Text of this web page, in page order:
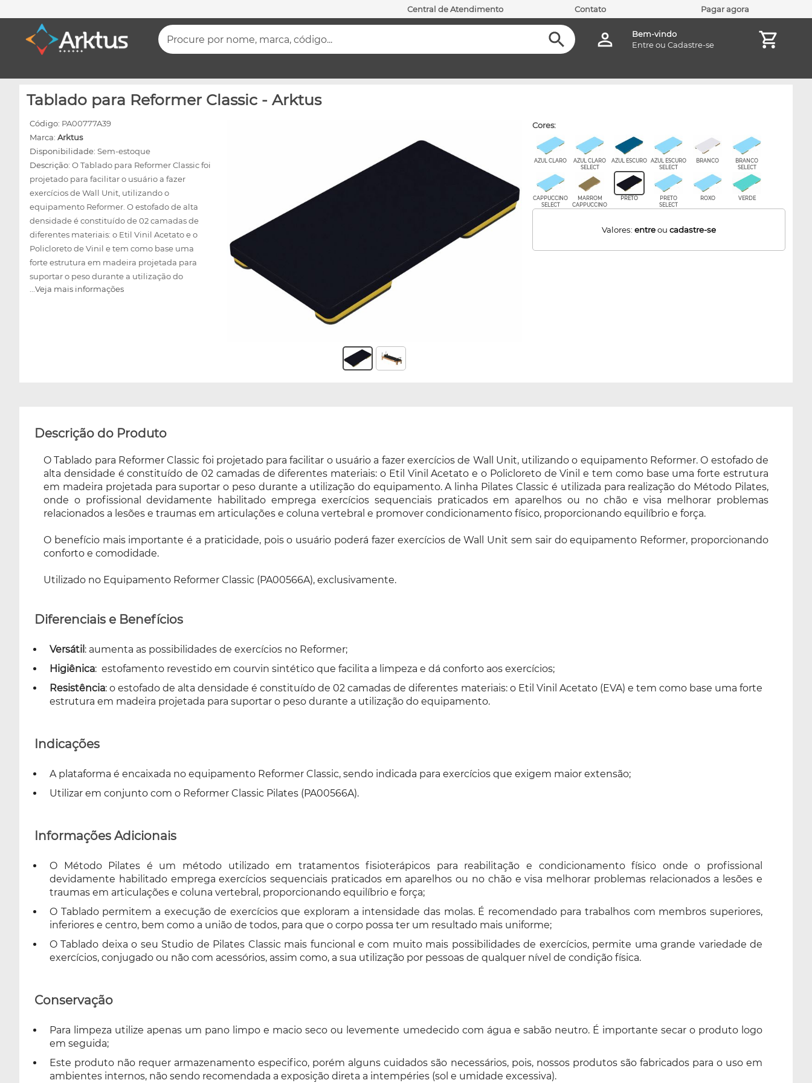
Central de Atendimento Contato Pagar agora
Procure por nome, marca, código...
Bem-vindo
Entreou Cadastre-se
Tablado para Reformer Classic - Arktus
Código: PA00777A39
Marca: Arktus
Disponibilidade: Sem-estoque
Descrição: O Tablado para Reformer Classic foi
projetado para facilitar o usuário a fazer
exercícios de Wall Unit, utilizando o
equipamento Reformer. O estofado de alta
densidade é constituído de 02 camadas de
diferentes materiais: o Etil Vinil Acetato e o
Policloreto de Vinil e tem como base uma
forte estrutura em madeira projetada para
suportar o peso durante a utilização do
equipamento. A linha Pilates Classic é
poderá fazer exercícios de Wall Unit sem sair
do equipamento Reformer, proporcionando
conforto e comodidade. Utilizado no
Equipamento Reformer Classic (PA00566A),
exclusivamente.
...Veja mais informações
cores:
AZUL CLARO
AZUL CLARO
SELECT
AZUL ESCURO
AZUL ESCURO
SELECT
BRANCO
BRANCO
SELECT
CAPPUCCINO
SELECT
MARROM
CAPPUCCINO
PRETO
PRETO
SELECT
ROXO VERDE
Valores:entreoucadastre-se
Descrição do Produto
O Tablado para Reformer Classic foi projetado para facilitar o usuário a fazer exercícios de Wall Unit, utilizando o equipamento Reformer. O estofado de
alta densidade é constituído de 02 camadas de diferentes materiais: o Etil Vinil Acetato e o Policloreto de Vinil e tem como base uma forte estrutura
em madeira projetada para suportar o peso durante a utilização do equipamento. A linha Pilates Classic é utilizada para realização do Método Pilates,
onde o profissional devidamente habilitado emprega exercícios sequenciais praticados em aparelhos ou no chão e visa melhorar problemas
relacionados a lesões e traumas em articulações e coluna vertebral e promover condicionamento físico, proporcionando equilíbrio e força.
O benefício mais importante é a praticidade, pois o usuário poderá fazer exercícios de Wall Unit sem sair do equipamento Reformer, proporcionando
conforto e comodidade.
Utilizado no Equipamento Reformer Classic (PA00566A), exclusivamente.
Diferenciais e Benefícios
Versátil : aumenta as possibilidades de exercícios no Reformer;
Higiênica: estofamento revestido em courvin sintético que facilita a limpeza e dá conforto aos exercícios;
Resistência: o estofado de alta densidade é constituído de 02 camadas de diferentes materiais: o Etil Vinil Acetato (EVA) e tem como base uma forte
estrutura em madeira projetada para suportar o peso durante a utilização do equipamento.
Indicações
A plataforma é encaixada no equipamento Reformer Classic, sendo indicada para exercícios que exigem maior extensão;
Utilizar em conjunto com o Reformer Classic Pilates (PA00566A).
Informações Adicionais
O Método Pilates é um método utilizado em tratamentos fisioterápicos para reabilitação e condicionamento físico onde o profissional
devidamente habilitado emprega exercícios sequenciais praticados em aparelhos ou no chão e visa melhorar problemas relacionados a lesões e
traumas em articulações e coluna vertebral, proporcionando equilíbrio e força;
O Tablado permitem a execução de exercícios que exploram a intensidade das molas. É recomendado para trabalhos com membros superiores,
inferiores e centro, bem como a união de todos, para que o corpo possa ter um resultado mais uniforme;
O Tablado deixa o seu Studio de Pilates Classic mais funcional e com muito mais possibilidades de exercícios, permite uma grande variedade de
exercícios, conjugado ou não com acessórios, assim como, a sua utilização por pessoas de qualquer nível de condição física.
Conservação
Para limpeza utilize apenas um pano limpo e macio seco ou levemente umedecido com água e sabão neutro. É importante secar o produto logo
em seguida;
Este produto não requer armazenamento especifico, porém alguns cuidados são necessários, pois, nossos produtos são fabricados para o uso em
ambientes internos, não sendo recomendada a exposição direta a intempéries (sol e umidade excessiva).